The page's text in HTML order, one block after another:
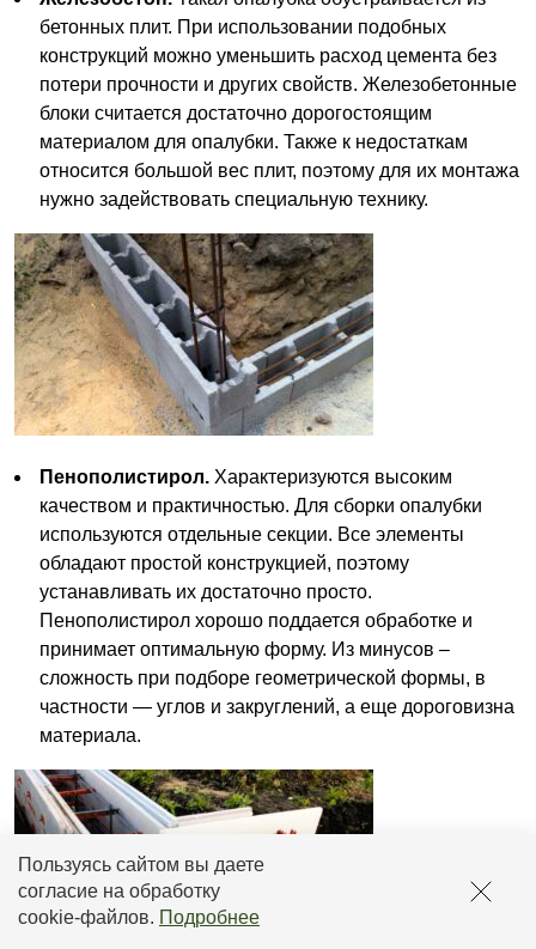
Пользуясь сайтом вы даете
согласие на обработку
cookie-файлов. Подробнее
бетонных плит. При использовании подобных
конструкций можно уменьшить расход цемента без
потери прочности и других свойств. Железобетонные
блоки считается достаточно дорогостоящим
материалом для опалубки. Также к недостаткам
относится большой вес плит, поэтому для их монтажа
нужно задействовать специальную технику.
Пенополистирол. Характеризуются высоким
качеством и практичностью. Для сборки опалубки
используются отдельные секции. Все элементы
обладают простой конструкцией, поэтому
устанавливать их достаточно просто.
Пенополистирол хорошо поддается обработке и
принимает оптимальную форму. Из минусов –
сложность при подборе геометрической формы, в
частности — углов и закруглений, а еще дороговизна
материала.